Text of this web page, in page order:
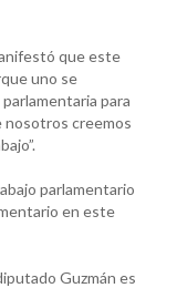
que este
uno se
para
nosotros creemos
parlamentario
en este
Guzmán es